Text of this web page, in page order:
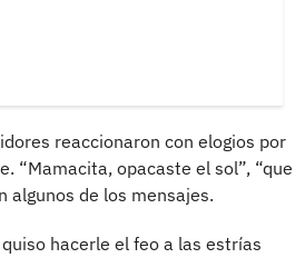
reaccionaron con elogios por
“Mamacita, opacaste el sol”, “que
algunos de los mensajes.
hacerle el feo a las estrías